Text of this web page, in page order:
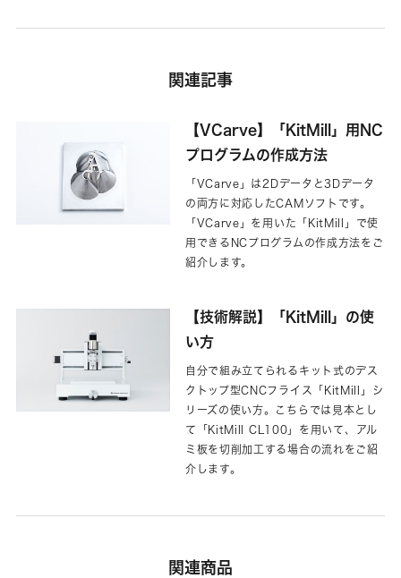
関連記事
【VCarve】「KitMill」用NC
プログラムの作成方法
「VCarve」は2Dデータと3Dデータ
の両方に対応したCAMソフトです。
「VCarve」を用いた「KitMill」で使
用できるNCプログラムの作成方法をご
紹介します。
【技術解説】「KitMill」の使
い方
自分で組み立てられるキット式のデス
クトップ型CNCフライス「KitMill」シ
リーズの使い方。こちらでは見本とし
て「KitMill CL100」を用いて、アル
ミ板を切削加工する場合の流れをご紹
介します。
関連商品